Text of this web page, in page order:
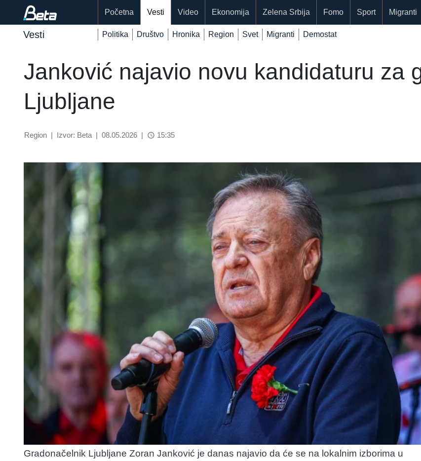
Početna Vesti Video Ekonomija Zelena Srbija Fomo Sport Migranti
Vesti Politika Društvo Hronika Region Svet Migranti Demostat
Janković najavio novu kandidaturu za
Ljubljane
Region | Izvor: Beta | 08.05.2026 | access_time 15:35
Gradonačelnik Ljubljane Zoran Janković je danas najavio da će se na lokalnim izborima u